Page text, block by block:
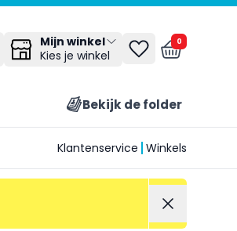
Mijn winkel
Kies je winkel
0
Bekijk de folder
Klantenservice Winkels